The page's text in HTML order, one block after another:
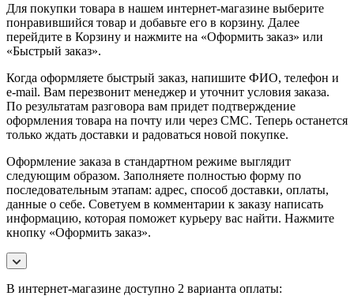
Для покупки товара в нашем интернет-магазине выберите
понравившийся товар и добавьте его в корзину. Далее
перейдите в Корзину и нажмите на «Оформить заказ» или
«Быстрый заказ».
Когда оформляете быстрый заказ, напишите ФИО, телефон и
e-mail. Вам перезвонит менеджер и уточнит условия заказа.
По результатам разговора вам придет подтверждение
оформления товара на почту или через СМС. Теперь останется
только ждать доставки и радоваться новой покупке.
Оформление заказа в стандартном режиме выглядит
следующим образом. Заполняете полностью форму по
последовательным этапам: адрес, способ доставки, оплаты,
данные о себе. Советуем в комментарии к заказу написать
информацию, которая поможет курьеру вас найти. Нажмите
кнопку «Оформить заказ».
В интернет-магазине доступно 2 варианта оплаты: